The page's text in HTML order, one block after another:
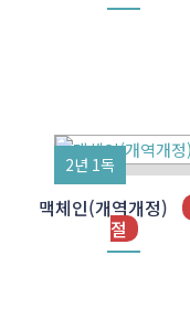
2년 1독
맥체인(개역개정)
절